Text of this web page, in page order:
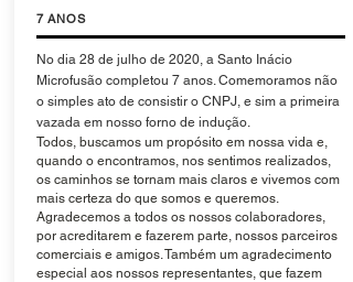
7 ANOS
No dia 28 de julho de 2020, a Santo Inácio
Microfusão completou 7 anos. Comemoramos não
o simples ato de consistir o CNPJ, e sim a primeira
vazada em nosso forno de indução.
Todos, buscamos um propósito em nossa vida e,
quando o encontramos, nos sentimos realizados,
os caminhos se tornam mais claros e vivemos com
mais certeza do que somos e queremos.
Agradecemos a todos os nossos colaboradores,
por acreditarem e fazerem parte, nossos parceiros
comerciais e amigos. Também um agradecimento
especial aos nossos representantes, que fazem